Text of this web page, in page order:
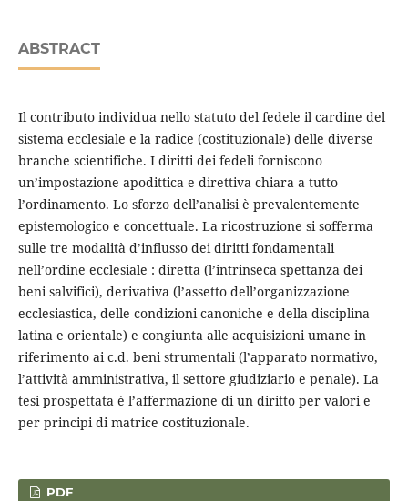
ABSTRACT
Il contributo individua nello statuto del fedele il cardine del
sistema ecclesiale e la radice (costituzionale) delle diverse
branche scientifiche. I diritti dei fedeli forniscono
un’impostazione apodittica e direttiva chiara a tutto
l’ordinamento. Lo sforzo dell’analisi è prevalentemente
epistemologico e concettuale. La ricostruzione si sofferma
sulle tre modalità d’influsso dei diritti fondamentali
nell’ordine ecclesiale : diretta (l’intrinseca spettanza dei
beni salvifici), derivativa (l’assetto dell’organizzazione
ecclesiastica, delle condizioni canoniche e della disciplina
latina e orientale) e congiunta alle acquisizioni umane in
riferimento ai c.d. beni strumentali (l’apparato normativo,
l’attività amministrativa, il settore giudiziario e penale). La
tesi prospettata è l’affermazione di un diritto per valori e
per principi di matrice costituzionale.
PDF